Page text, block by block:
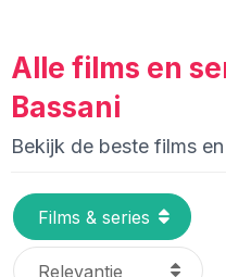
Alle films en
Bassani
Bekijk de beste films